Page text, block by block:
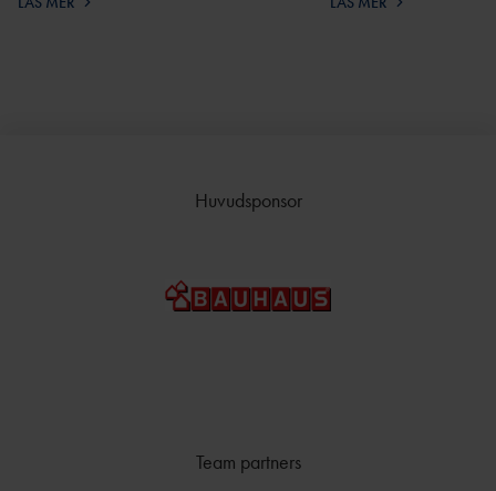
Huvudsponsor
Team partners